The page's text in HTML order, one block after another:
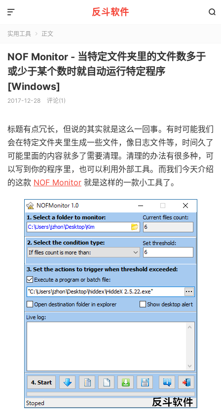
反斗软件 

实用工具  正文
NOF Monitor - 当特定文件夹里的文件数多于
或少于某个数时就自动运行特定程序
[Windows]
2017-12-28 评论(1)
标题有点冗长，但说的其实就是这么一回事。有时可能我们
会在特定文件夹里生成一些文件，像日志文件等，时间久了
可能里面的内容就多了需要清理。清理的办法有很多种，可
以写到你的程序里，也可以利用外部工具。而我们今天介绍
的这款 NOF Monitor 就是这样的一款小工具了。